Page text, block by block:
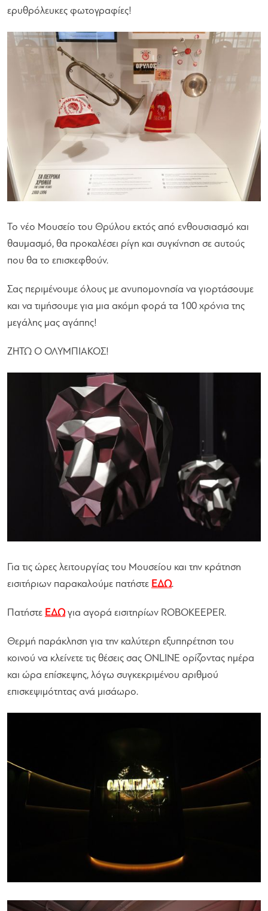
ερυθρόλευκες φωτογραφίες!
Το νέο Μουσείο του Θρύλου εκτός από ενθουσιασμό και
θαυμασμό, θα προκαλέσει ρίγη και συγκίνηση σε αυτούς
που θα το επισκεφθούν.
Σας περιμένουμε όλους με ανυπομονησία να γιορτάσουμε
και να τιμήσουμε για μια ακόμη φορά τα 100 χρόνια της
μεγάλης μας αγάπης!
ΖΗΤΩ Ο ΟΛΥΜΠΙΑΚΟΣ!
Για τις ώρες λειτουργίας του Μουσείου και την κράτηση
εισιτήριων παρακαλούμε πατήστε ΕΔΩ.
Πατήστε ΕΔΩγια αγορά εισιτηρίων ROBOKEEPER.
Θερμή παράκληση για την καλύτερη εξυπηρέτηση του
κοινού να κλείνετε τις θέσεις σας ONLINE ορίζοντας ημέρα
και ώρα επίσκεψης, λόγω συγκεκριμένου αριθμού
επισκεψιμότητας ανά μισάωρο.